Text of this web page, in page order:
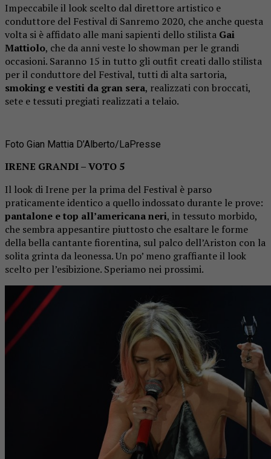
Impeccabile il look scelto dal direttore artistico e
conduttore del Festival di Sanremo 2020, che anche questa
volta si è affidato alle mani sapienti dello stilista Gai
Mattiolo, che da anni veste lo showman per le grandi
occasioni. Saranno 15 in tutto gli outfit creati dallo stilista
per il conduttore del Festival, tutti di alta sartoria,
smoking e vestiti da gran sera, realizzati con broccati,
sete e tessuti pregiati realizzati a telaio.
Foto Gian Mattia D’Alberto/LaPresse
IRENE GRANDI – VOTO 5
Il look di Irene per la prima del Festival è parso
praticamente identico a quello indossato durante le prove:
pantalone e top all’americana neri, in tessuto morbido,
che sembra appesantire piuttosto che esaltare le forme
della bella cantante fiorentina, sul palco dell’Ariston con la
solita grinta da leonessa. Un po’ meno graffiante il look
scelto per l’esibizione. Speriamo nei prossimi.